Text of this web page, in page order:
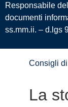
Consigli
La
Responsabile
documenti
ss.mm.ii. – d.lgs